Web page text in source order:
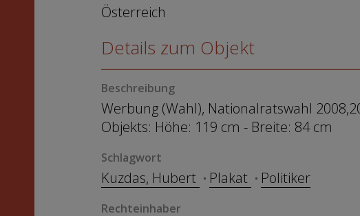
Österreich
Details zum Objekt
Beschreibung
Werbung (Wahl), Nationalratswahl
Objekts: Höhe: 119 cm - Breite: 84 cm
Schlagwort
Kuzdas, Hubert Plakat Politiker
Rechteinhaber